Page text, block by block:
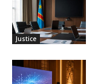
Justice